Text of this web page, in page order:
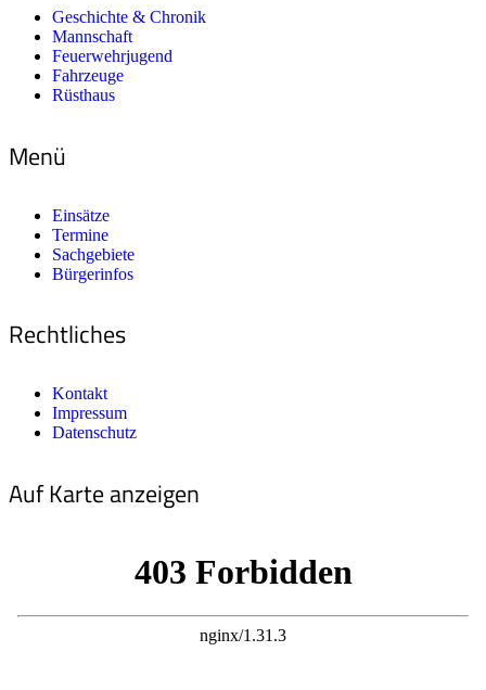
Geschichte & Chronik
Mannschaft
Feuerwehrjugend
Fahrzeuge
Rüsthaus
Menü
Einsätze
Termine
Sachgebiete
Bürgerinfos
Rechtliches
Kontakt
Impressum
Datenschutz
Auf Karte anzeigen